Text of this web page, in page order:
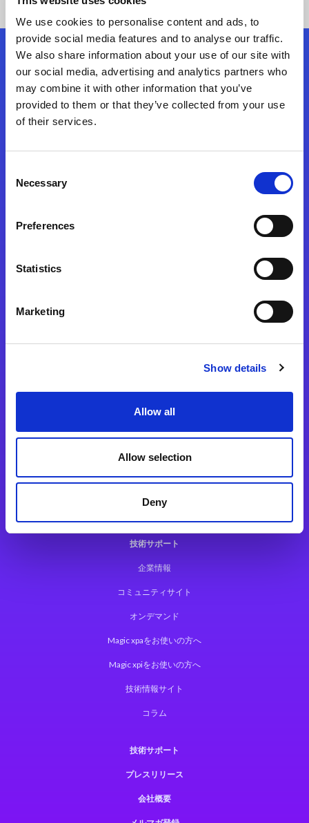
We use cookies to personalise content and ads, to
provide social media features and to analyse our traffic.
We also share information about your use of our site with
our social media, advertising and analytics partners who
may combine it with other information that you’ve
provided to them or that they’ve collected from your use
of their services.
Selection
Necessary
Preferences
Statistics
Marketing
Show details
Allow all
Allow selection
Deny
お問合せ
フォローする
Magic xpa関連ソフトウェア
Magic xpi
Magic xpi製品詳細
Magic xpi購入後手続きのご案内
Magic xpi Cloud Gateway
技術サポート
企業情報
コミュニティサイト
オンデマンド
Magic xpaをお使いの方へ
Magic xpiをお使いの方へ
技術情報サイト
コラム
技術サポート
プレスリリース
会社概要